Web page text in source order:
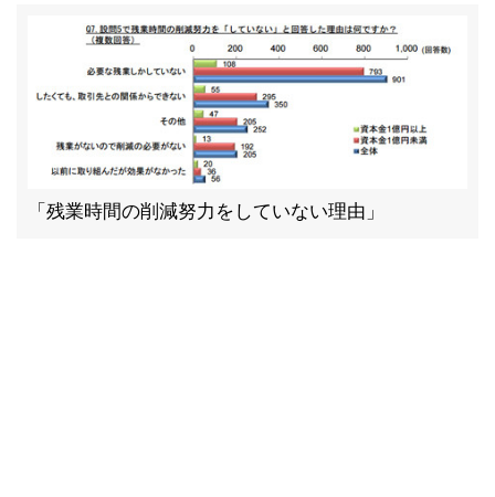
「残業時間の削減努力をしていない理由」